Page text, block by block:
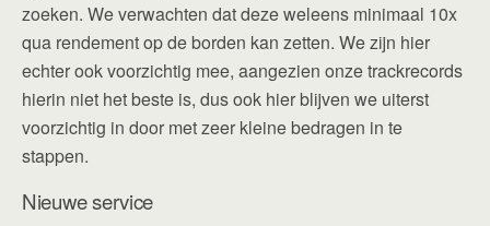
zoeken. We verwachten dat deze weleens minimaal 10x
qua rendement op de borden kan zetten. We zijn hier
echter ook voorzichtig mee, aangezien onze trackrecords
hierin niet het beste is, dus ook hier blijven we uiterst
voorzichtig in door met zeer kleine bedragen in te
stappen.
Nieuwe service